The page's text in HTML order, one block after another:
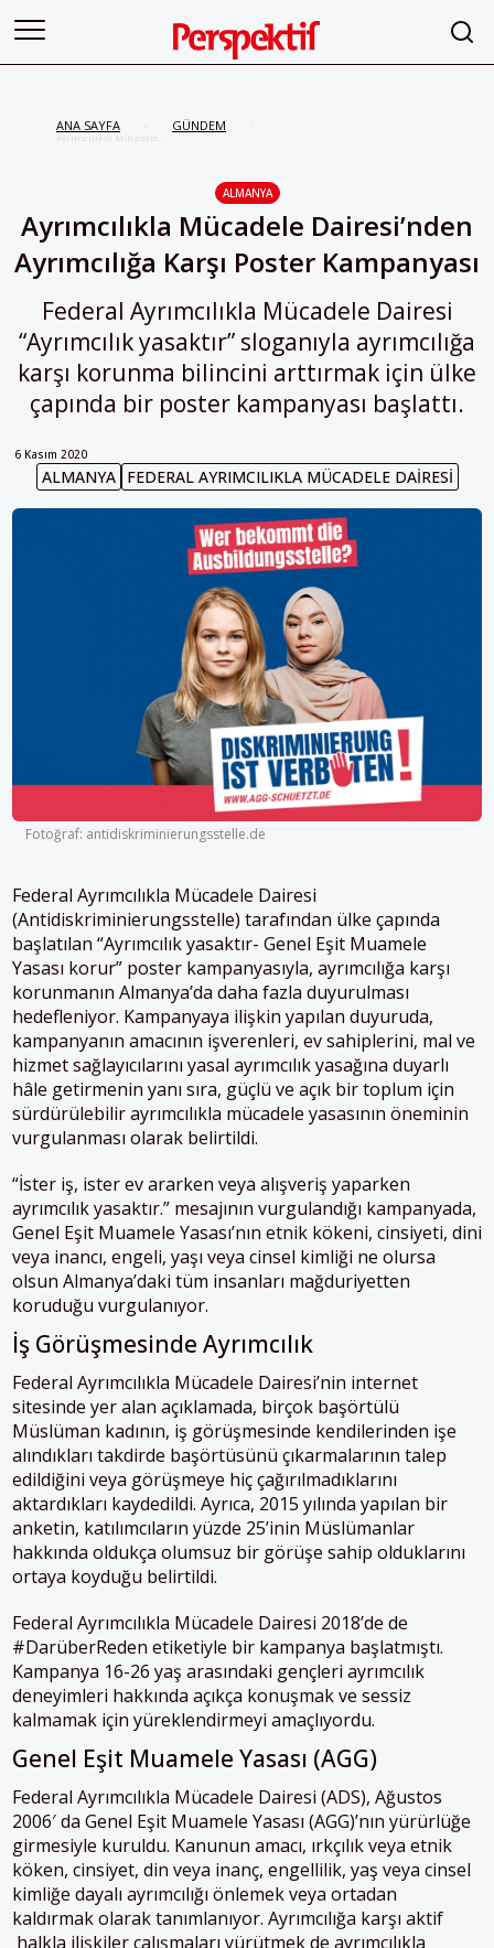
ANA SAYFA GÜNDEM
Ayrımcılıkla Mücadele
ALMANYA
Ayrımcılıkla Mücadele Dairesi’nden
Ayrımcılığa Karşı Poster Kampanyası
Federal Ayrımcılıkla Mücadele Dairesi
“Ayrımcılık yasaktır” sloganıyla ayrımcılığa
karşı korunma bilincini arttırmak için ülke
çapında bir poster kampanyası başlattı.
6 Kasım 2020
ALMANYA FEDERAL AYRIMCILIKLA MÜCADELE DAIRESI
Fotoğraf: antidiskriminierungsstelle.de
Federal Ayrımcılıkla Mücadele Dairesi
(Antidiskriminierungsstelle) tarafından ülke çapında
başlatılan “Ayrımcılık yasaktır- Genel Eşit Muamele
Yasası korur” poster kampanyasıyla, ayrımcılığa karşı
korunmanın Almanya’da daha fazla duyurulması
hedefleniyor. Kampanyaya ilişkin yapılan duyuruda,
kampanyanın amacının işverenleri, ev sahiplerini, mal ve
hizmet sağlayıcılarını yasal ayrımcılık yasağına duyarlı
hâle getirmenin yanı sıra, güçlü ve açık bir toplum için
sürdürülebilir ayrımcılıkla mücadele yasasının öneminin
vurgulanması olarak belirtildi.
“İster iş, ister ev ararken veya alışveriş yaparken
ayrımcılık yasaktır.” mesajının vurgulandığı kampanyada,
Genel Eşit Muamele Yasası’nın etnik kökeni, cinsiyeti, dini
veya inancı, engeli, yaşı veya cinsel kimliği ne olursa
olsun Almanya’daki tüm insanları mağduriyetten
koruduğu vurgulanıyor.
İş Görüşmesinde Ayrımcılık
Federal Ayrımcılıkla Mücadele Dairesi’nin internet
sitesinde yer alan açıklamada, birçok başörtülü
Müslüman kadının, iş görüşmesinde kendilerinden işe
alındıkları takdirde başörtüsünü çıkarmalarının talep
edildiğini veya görüşmeye hiç çağırılmadıklarını
aktardıkları kaydedildi. Ayrıca, 2015 yılında yapılan bir
anketin, katılımcıların yüzde 25’inin Müslümanlar
hakkında oldukça olumsuz bir görüşe sahip olduklarını
ortaya koyduğu belirtildi.
Federal Ayrımcılıkla Mücadele Dairesi 2018’de de
#DarüberReden etiketiyle bir kampanya başlatmıştı.
Kampanya 16-26 yaş arasındaki gençleri ayrımcılık
deneyimleri hakkında açıkça konuşmak ve sessiz
kalmamak için yüreklendirmeyi amaçlıyordu.
Genel Eşit Muamele Yasası (AGG)
Federal Ayrımcılıkla Mücadele Dairesi (ADS), Ağustos
2006′ da Genel Eşit Muamele Yasası (AGG)’nın yürürlüğe
girmesiyle kuruldu. Kanunun amacı, ırkçılık veya etnik
köken, cinsiyet, din veya inanç, engellilik, yaş veya cinsel
kimliğe dayalı ayrımcılığı önlemek veya ortadan
kaldırmak olarak tanımlanıyor. Ayrımcılığa karşı aktif
halkla ilişkiler çalışmaları yürütmek de ayrımcılıkla